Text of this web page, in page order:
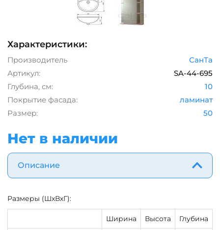
Характеристики:
Производитель
СанТа
Артикул:
SA-44-695
Глубина, см:
10
Покрытие фасада:
ламинат
Размер:
50
Нет в наличии
Описание
Размеры (ШхВхГ):
Ширина Высота Глубина